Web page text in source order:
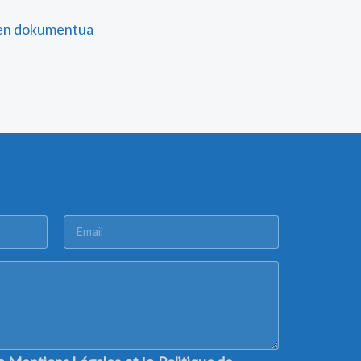
dokumentua